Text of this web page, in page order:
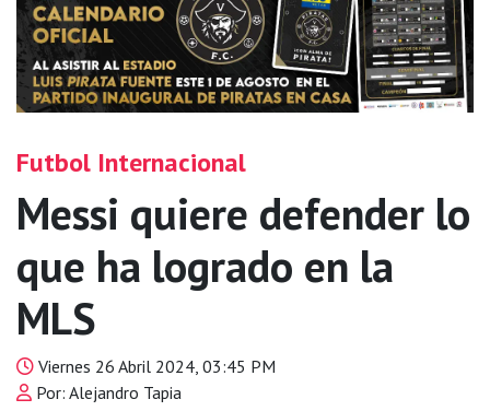
Futbol Internacional
Messi quiere defender lo
que ha logrado en la
MLS
Viernes 26 Abril 2024, 03:45 PM
Por: Alejandro Tapia